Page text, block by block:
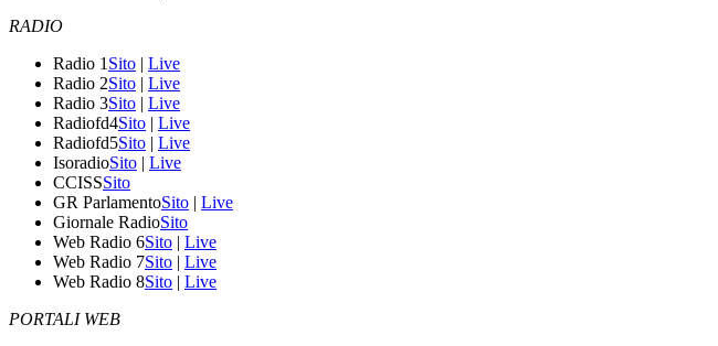
RADIO
Radio 1 Sito | Live
Radio 2Sito | Live
Radio 3Sito | Live
Radiofd4Sito | Live
Radiofd5Sito | Live
IsoradioSito | Live
CCISSSito
GR ParlamentoSito | Live
Giornale RadioSito
Web Radio 6Sito | Live
Web Radio 7Sito | Live
Web Radio 8Sito | Live
PORTALI WEB